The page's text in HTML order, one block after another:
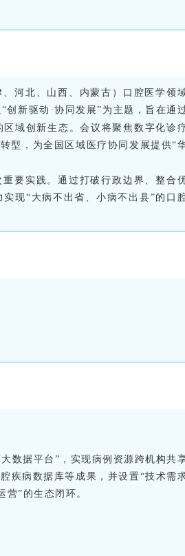
河北、山西、内蒙古）口腔医学领
创新驱动·协同发展”为主题，旨在通
域创新生态。会议将聚焦数字化诊疗
型，为全国区域医疗协同发展提供“
要实践。通过打破行政边界、整合
现“大病不出省、小病不出县”的口
数据平台”，实现病例资源跨机构共享
疾病数据库等成果，并设置“技术需
”的生态闭环。